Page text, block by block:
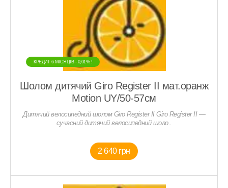
КРЕДИТ 6 МIСЯЦIВ - 0,01% !
Шолом дитячий Giro Register II мат.оранж
Motion UY/50-57см
Дитячий велосипедний шолом Giro Register II Giro Register II —
сучасний дитячий велосипедний шоло..
2 640 грн